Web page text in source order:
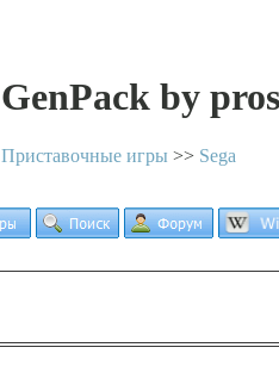
GenPack by
Приставочные игры >> Sega